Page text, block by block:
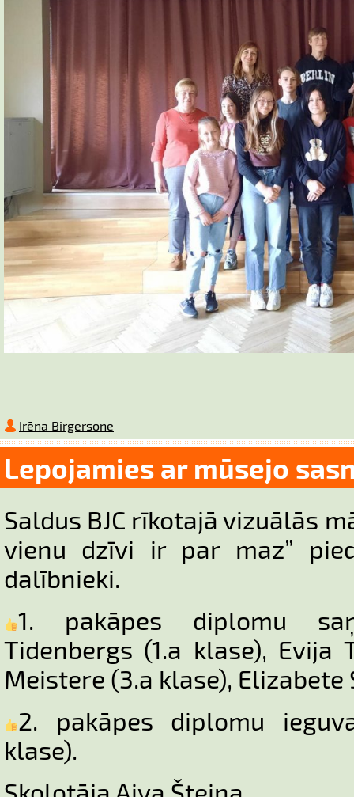
Irēna Birgersone
Lepojamies ar mūsejo
Saldus BJC rīkotajā vizuālās
vienu dzīvi ir par maz”
dalībnieki.
1. pakāpes diplomu
Tidenbergs (1.a klase), Evija
Meistere (3.a klase), Elizabete
2. pakāpes diplomu
klase).